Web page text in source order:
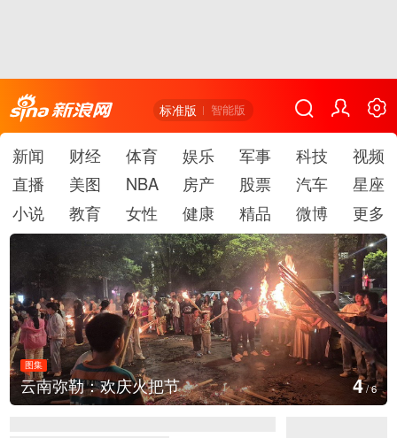
标准版 智能版
新闻 财经 体育 娱乐 军事 科技
视频
直播
美图 NBA 房产 股票 汽车
星座
小说
教育 女性 健康 精品 微博 更多
弥勒：欢庆火把节
图集
江西
5/6